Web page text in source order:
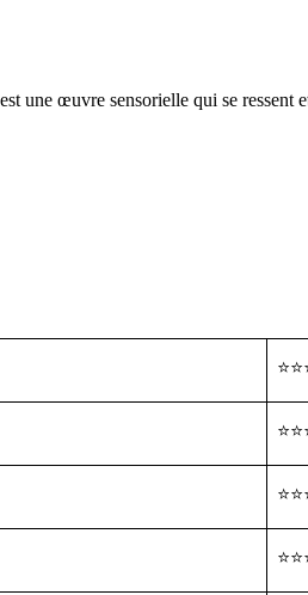
une œuvre sensorielle qui se ressent